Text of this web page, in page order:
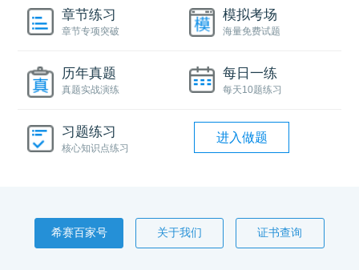
章节练习
章节专项突破
模拟考场
海量免费试题
历年真题
真题实战演练
每日一练
每天10题练习
习题练习
核心知识点练习
进入做题
希赛百家号 关于我们 证书查询